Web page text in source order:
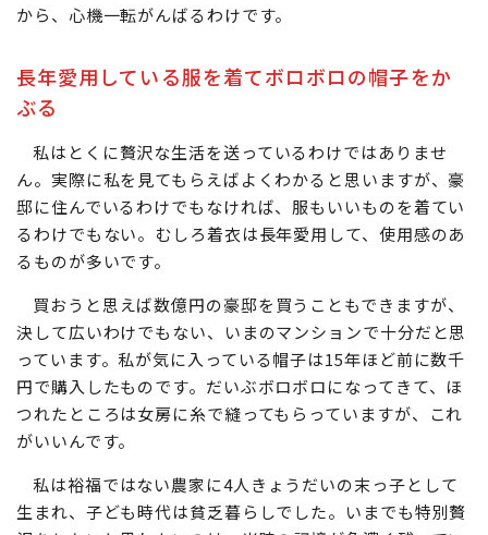
から、心機一転がんばるわけです。
長年愛用している服を着てボロボロの帽子をか
ぶる
私はとくに贅沢な生活を送っているわけではありませ
ん。実際に私を見てもらえばよくわかると思いますが、豪
邸に住んでいるわけでもなければ、服もいいものを着てい
るわけでもない。むしろ着衣は長年愛用して、使用感のあ
るものが多いです。
買おうと思えば数億円の豪邸を買うこともできますが、
決して広いわけでもない、いまのマンションで十分だと思
っています。私が気に入っている帽子は15年ほど前に数千
円で購入したものです。だいぶボロボロになってきて、ほ
つれたところは女房に糸で縫ってもらっていますが、これ
がいいんです。
私は裕福ではない農家に4人きょうだいの末っ子として
生まれ、子ども時代は貧乏暮らしでした。いまでも特別贅